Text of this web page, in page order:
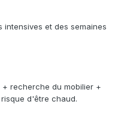
intensives et des semaines
recherche du mobilier +
d'être chaud.